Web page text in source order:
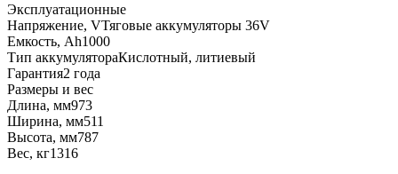
Эксплуатационные
Напряжение, VТяговые аккумуляторы 36V
Емкость, Ah1000
Тип аккумулятораКислотный, литиевый
Гарантия2 года
Размеры и вес
Длина, мм973
Ширина, мм511
Высота, мм787
Вес, кг1316